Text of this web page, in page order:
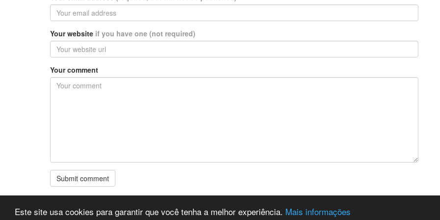
Este site usa cookies para garantir que você tenha a melhor experiência. Mais informações
Your website if you have one (not required)
Your comment
© 2026 Meteorologia Portugal